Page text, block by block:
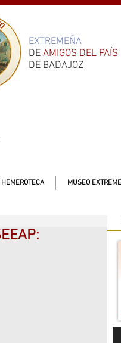
EXTREMEÑA
DE AMIGOS DEL PAÍS
DE BADAJOZ
MUSEO